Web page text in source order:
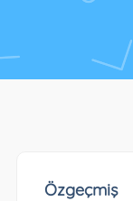
Özgeçmiş